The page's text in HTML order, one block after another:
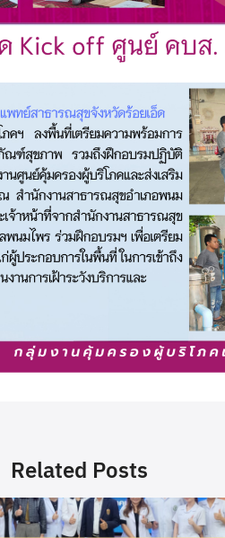
Related Posts